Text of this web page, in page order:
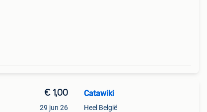
€ 1,00
29 jun 26
Catawiki
Heel België